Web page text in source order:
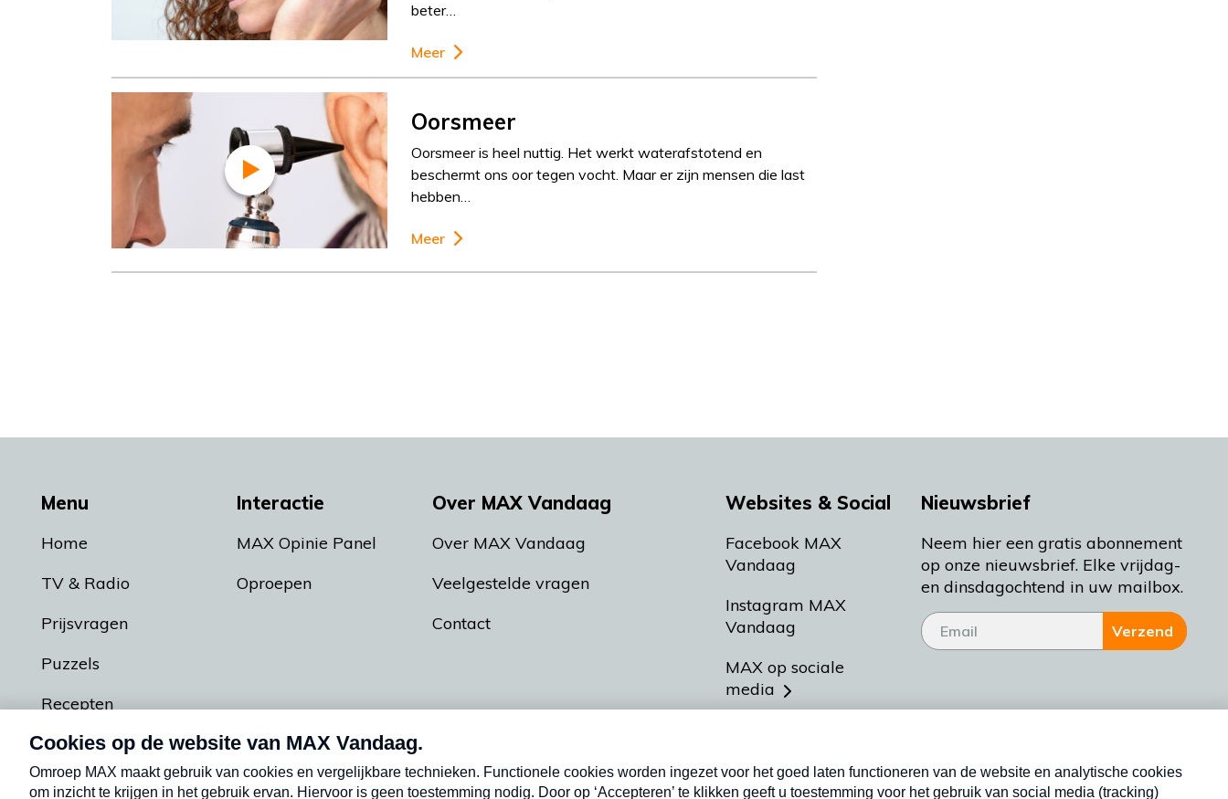
beter…
Meer
Oorsmeer
Oorsmeer is heel nuttig. Het werkt waterafstotend en
beschermt ons oor tegen vocht. Maar er zijn mensen die last
hebben…
Meer
Menu
Home
TV & Radio
Prijsvragen
Puzzels
Recepten
Podcasts
Interactie
MAX Opinie Panel
Oproepen
Over MAX Vandaag
Over MAX Vandaag
Veelgestelde vragen
Contact
Websites & Social
Facebook MAX
Vandaag
Instagram MAX
Vandaag
MAX op sociale
media
Meldpunt Actueel
Nieuwsbrief
Neem hier een gratis abonnement
op onze nieuwsbrief. Elke vrijdag-
en dinsdagochtend in uw mailbox.
Verzend
Nieuwsbrief